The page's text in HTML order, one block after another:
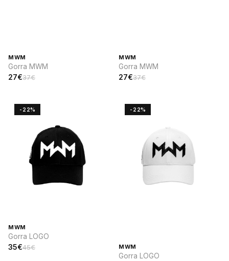
MWM
Gorra MWM
27€37€
MWM
Gorra MWM
27€37€
-22%
MWM
Gorra LOGO
35€45€
-22%
MWM
Gorra LOGO